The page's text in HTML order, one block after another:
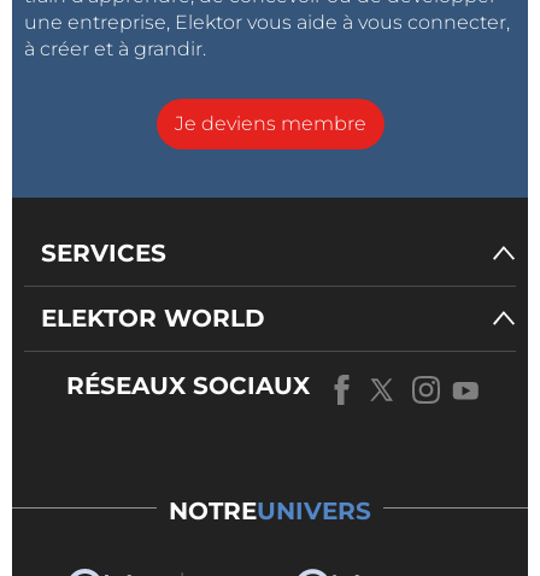
une entreprise, Elektor vous aide à vous connecter,
à créer et à grandir.
Je deviens membre
SERVICES
ELEKTOR WORLD
RÉSEAUX SOCIAUX
NOTREUNIVERS